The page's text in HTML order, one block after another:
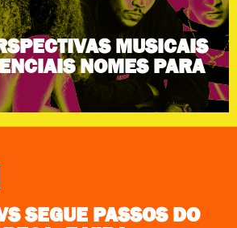
MUSICAIS
NOMES PARA
SEGUE PASSOS DO